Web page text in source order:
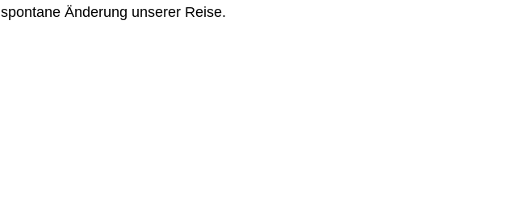
spontane Änderung unserer Reise.